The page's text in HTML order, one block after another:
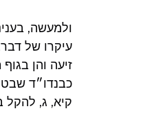
ולמעשה,
עיקרו של
זיעה והן
כבנדו״ד
קיא, ג, להקל